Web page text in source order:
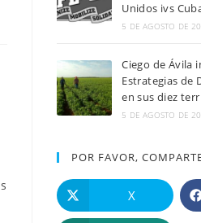
Unidos ivs
5 DE AGOSTO DE
Ciego de Ávila
Estrategias de
en sus diez
5 DE AGOSTO DE
POR FAVOR,
X